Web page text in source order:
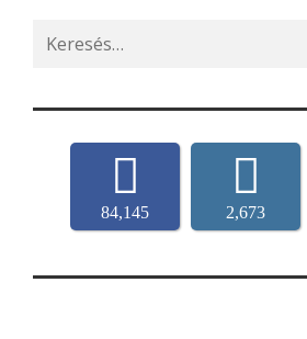
Search
for:
84,145 2,673